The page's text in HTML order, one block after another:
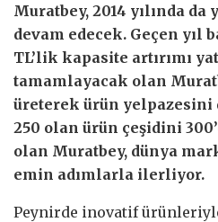
Muratbey, 2014 yılında da
devam edecek. Geçen yıl
TL’lik kapasite artırımı
tamamlayacak olan
üreterek ürün yelpazesini
250 olan ürün çeşidini
olan Muratbey, dünya
emin adımlarla ilerliyor.
Peynirde inovatif